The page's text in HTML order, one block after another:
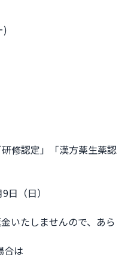
)
修認定」「漢方薬生薬認
日（日）
いたしませんので、あら
さい。